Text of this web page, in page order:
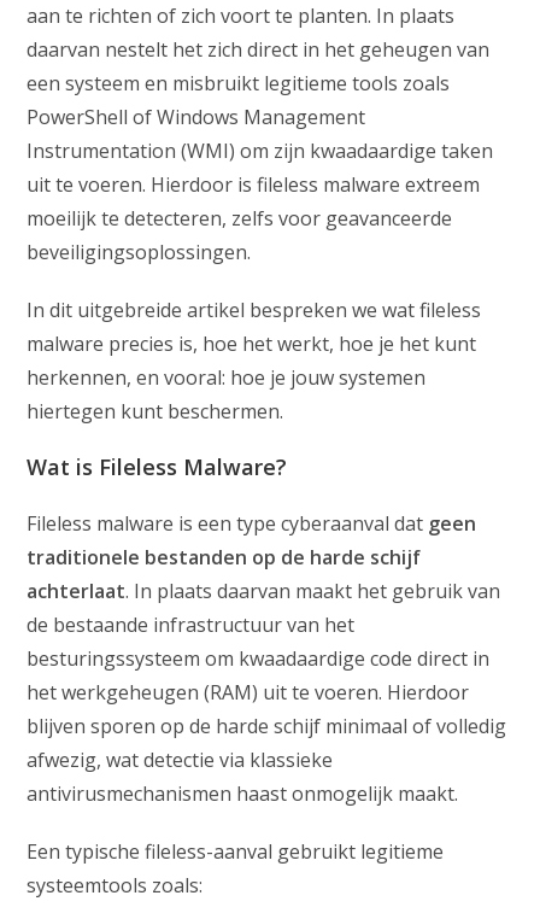
aan te richten of zich voort te planten. In plaats
daarvan nestelt het zich direct in het geheugen van
een systeem en misbruikt legitieme tools zoals
PowerShell of Windows Management
Instrumentation (WMI) om zijn kwaadaardige taken
uit te voeren. Hierdoor is fileless malware extreem
moeilijk te detecteren, zelfs voor geavanceerde
beveiligingsoplossingen.
In dit uitgebreide artikel bespreken we wat fileless
malware precies is, hoe het werkt, hoe je het kunt
herkennen, en vooral: hoe je jouw systemen
hiertegen kunt beschermen.
Wat is Fileless Malware?
Fileless malware is een type cyberaanval dat geen
traditionele bestanden op de harde schijf
achterlaat. In plaats daarvan maakt het gebruik van
de bestaande infrastructuur van het
besturingssysteem om kwaadaardige code direct in
het werkgeheugen (RAM) uit te voeren. Hierdoor
blijven sporen op de harde schijf minimaal of volledig
afwezig, wat detectie via klassieke
antivirusmechanismen haast onmogelijk maakt.
Een typische fileless-aanval gebruikt legitieme
systeemtools zoals: